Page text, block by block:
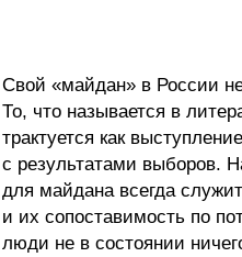
Свой «майдан» в России
То, что называется в
трактуется как
с результатами выборов.
для майдана всегда
и их сопоставимость по
люди не в состоянии